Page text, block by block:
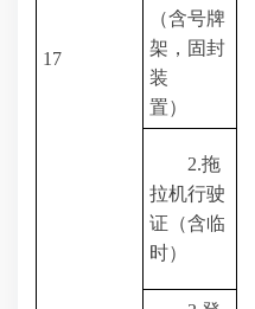
17
（含号牌
架，固封
装
置）
2.拖
拉机行驶
证（含临
时）